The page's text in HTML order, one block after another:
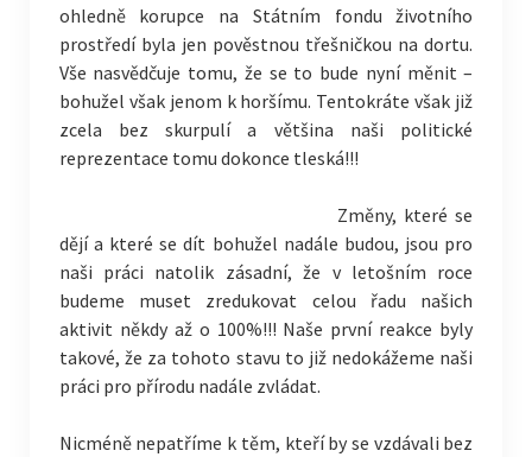
ohledně korupce na Státním fondu životního
prostředí byla jen pověstnou třešničkou na dortu.
Vše nasvědčuje tomu, že se to bude nyní měnit –
bohužel však jenom k horšímu. Tentokráte však již
zcela bez skurpulí a většina naši politické
reprezentace tomu dokonce tleská!!!
Změny, které se
dějí a které se dít bohužel nadále budou, jsou pro
naši práci natolik zásadní, že v letošním roce
budeme muset zredukovat celou řadu našich
aktivit někdy až o 100%!!! Naše první reakce byly
takové, že za tohoto stavu to již nedokážeme naši
práci pro přírodu nadále zvládat.
Nicméně nepatříme k těm, kteří by se vzdávali bez